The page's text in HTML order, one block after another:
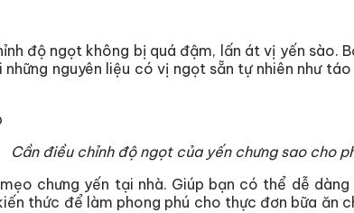
độ ngọt không bị quá đậm, lấn át vị yến sào.
nguyên liệu có vị ngọt sẵn tự nhiên như
Cần điều chỉnh độ ngọt của yến chưng sao cho
chưng yến tại nhà. Giúp bạn có thể dễ
thức để làm phong phú cho thực đơn bữa ăn